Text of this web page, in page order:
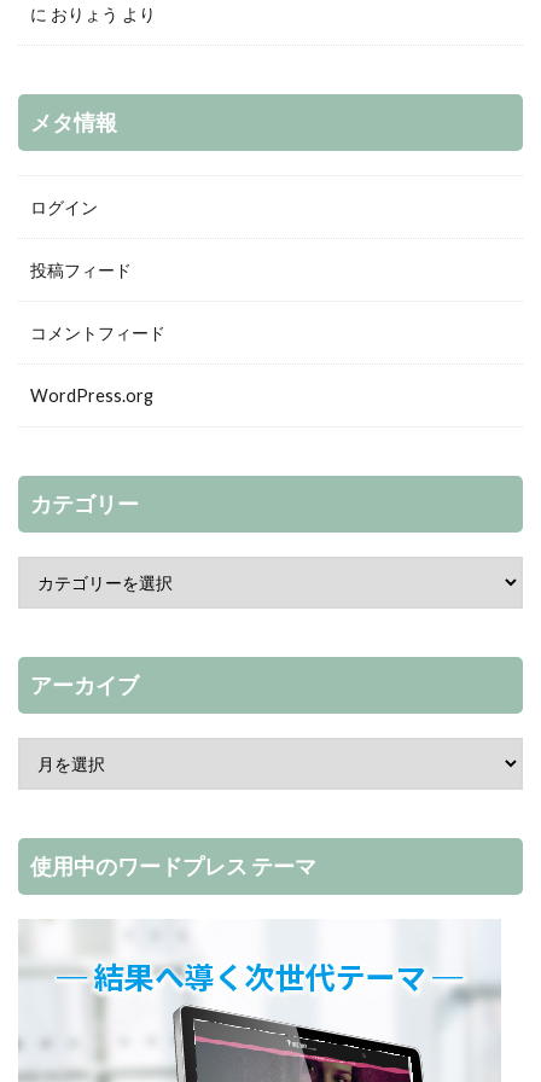
に おりょう より
メタ情報
ログイン
投稿フィード
コメントフィード
WordPress.org
カテゴリー
アーカイブ
使用中のワードプレス テーマ